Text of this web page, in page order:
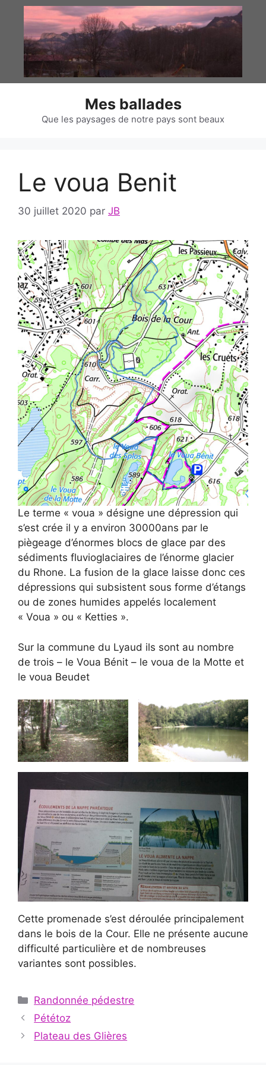
contenu
Mes ballades
Que les paysages de notre pays sont beaux
Le voua Benit
30 juillet 2020 par JB
Le terme « voua » désigne une dépression qui
s’est crée il y a environ 30000ans par le
piègeage d’énormes blocs de glace par des
sédiments fluvioglaciaires de l’énorme glacier
du Rhone. La fusion de la glace laisse donc ces
dépressions qui subsistent sous forme d’étangs
ou de zones humides appelés localement
« Voua » ou « Ketties ».
Sur la commune du Lyaud ils sont au nombre
de trois – le Voua Bénit – le voua de la Motte et
le voua Beudet
Cette promenade s’est déroulée principalement
dans le bois de la Cour. Elle ne présente aucune
difficulté particulière et de nombreuses
variantes sont possibles.
Catégories
Randonnée pédestre
Pététoz
Plateau des Glières